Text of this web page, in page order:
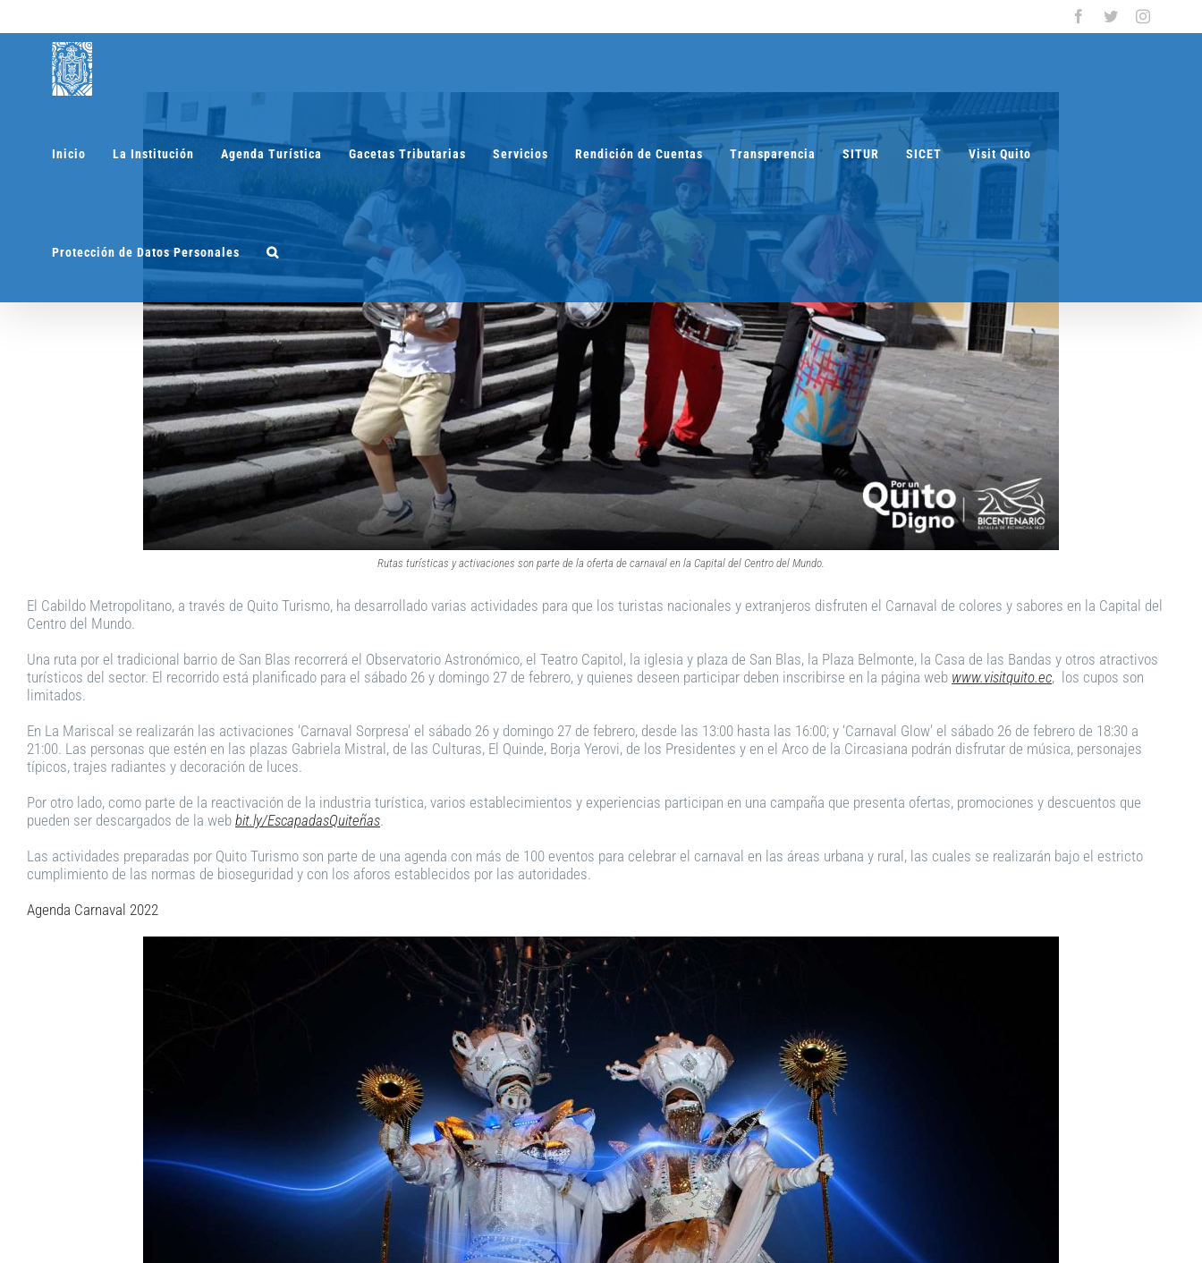
contenido
Facebook
Twitter
Inicio La Institución Agenda Turística Gacetas Tributarias Servicios Rendición de Cuentas Transparencia SITUR SICET Visit Quito
Protección de Datos Personales
Rutas turísticas y activaciones son parte de la oferta de carnaval en la Capital del Centro del Mundo.
El Cabildo Metropolitano, a través de Quito Turismo, ha desarrollado varias actividades para que los turistas nacionales y extranjeros disfruten el Carnaval de colores y sabores en la Capital del
Centro del Mundo.
Una ruta por el tradicional barrio de San Blas recorrerá el Observatorio Astronómico, el Teatro Capitol, la iglesia y plaza de San Blas, la Plaza Belmonte, la Casa de las Bandas y otros atractivos
turísticos del sector. El recorrido está planificado para el sábado 26 y domingo 27 de febrero, y quienes deseen participar deben inscribirse en la página web www.visitquito.ec, los cupos son
limitados.
En La Mariscal se realizarán las activaciones ‘Carnaval Sorpresa’ el sábado 26 y domingo 27 de febrero, desde las 13:00 hasta las 16:00; y ‘Carnaval Glow’ el sábado 26 de febrero de 18:30 a
21:00. Las personas que estén en las plazas Gabriela Mistral, de las Culturas, El Quinde, Borja Yerovi, de los Presidentes y en el Arco de la Circasiana podrán disfrutar de música, personajes
típicos, trajes radiantes y decoración de luces.
Por otro lado, como parte de la reactivación de la industria turística, varios establecimientos y experiencias participan en una campaña que presenta ofertas, promociones y descuentos que
pueden ser descargados de la web bit.ly/EscapadasQuiteñas.
Las actividades preparadas por Quito Turismo son parte de una agenda con más de 100 eventos para celebrar el carnaval en las áreas urbana y rural, las cuales se realizarán bajo el estricto
cumplimiento de las normas de bioseguridad y con los aforos establecidos por las autoridades.
Agenda Carnaval 2022